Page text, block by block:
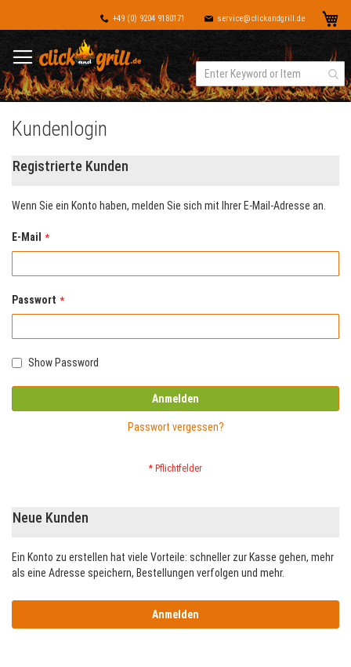
+49 (0) 9204 9180171 service@clickandgrill.de
Kundenlogin
Registrierte Kunden
Wenn Sie ein Konto haben, melden Sie sich mit Ihrer E-Mail-Adresse an.
E-Mail
Passwort
Show Password
Anmelden
Passwort vergessen?
Neue Kunden
Ein Konto zu erstellen hat viele Vorteile: schneller zur Kasse gehen, mehr
als eine Adresse speichern, Bestellungen verfolgen und mehr.
Anmelden